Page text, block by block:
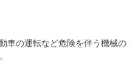
車の運転など危険を伴う機械の